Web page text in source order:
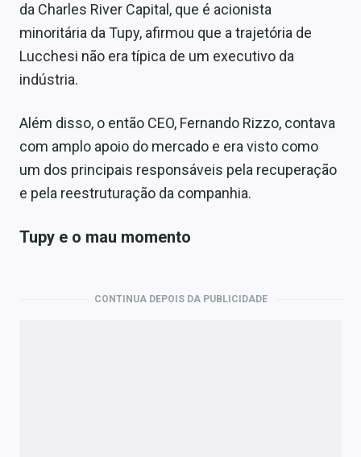
da Charles River Capital, que é acionista
minoritária da Tupy, afirmou que a trajetória de
Lucchesi não era típica de um executivo da
indústria.
Além disso, o então CEO, Fernando Rizzo, contava
com amplo apoio do mercado e era visto como
um dos principais responsáveis pela recuperação
e pela reestruturação da companhia.
Tupy e o mau momento
CONTINUA DEPOIS DA PUBLICIDADE